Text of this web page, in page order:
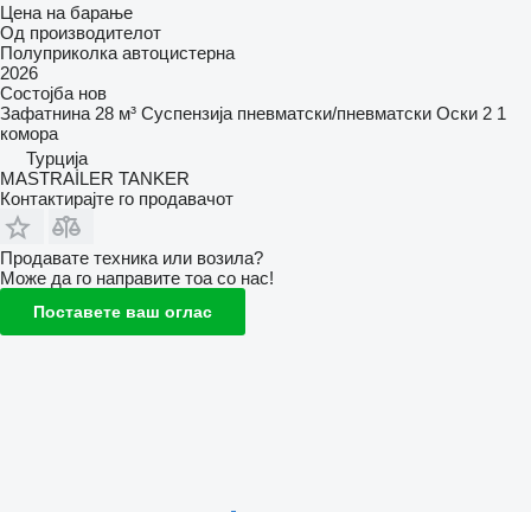
Цена на барање
Од производителот
Полуприколка автоцистерна
2026
Состојба нов
Зафатнина 28 м³ Суспензија пневматски/пневматски Оски 2 1
комора
Турција
MASTRAİLER TANKER
Контактирајте го продавачот
Продавате техника или возила?
Може да го направите тоа со нас!
Поставете ваш оглас